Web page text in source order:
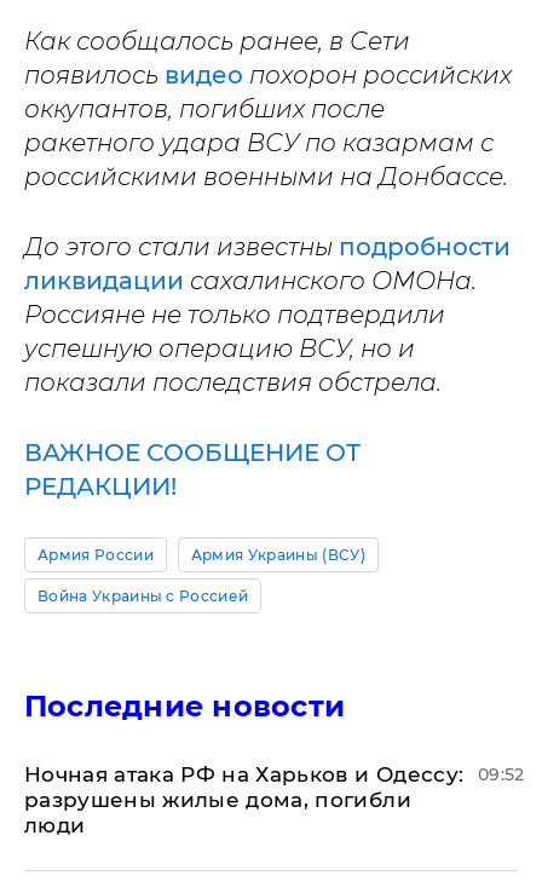
Как сообщалось ранее, в Сети
появилось видео похорон российских
оккупантов, погибших после
ракетного удара ВСУ по казармам с
российскими военными на Донбассе.
До этого стали известны подробности
ликвидации сахалинского ОМОНа.
Россияне не только подтвердили
успешную операцию ВСУ, но и
показали последствия обстрела.
ВАЖНОЕ СООБЩЕНИЕ ОТ
РЕДАКЦИИ!
Армия России Армия Украины (ВСУ)
Война Украины с Россией
Последние новости
​Ночная атака РФ на Харьков и Одессу:
разрушены жилые дома, погибли
люди
09:52